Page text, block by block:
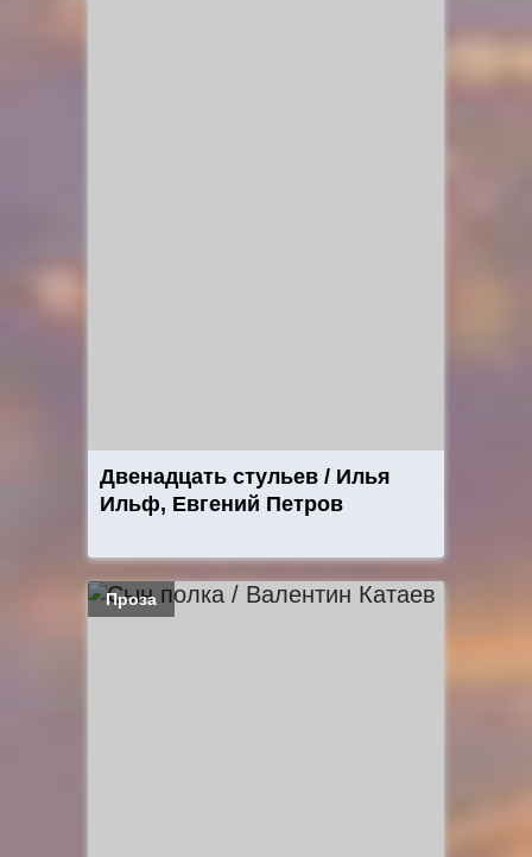
Двенадцать стульев / Илья
Ильф, Евгений Петров
Проза